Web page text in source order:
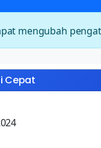
Cepat
mengubah